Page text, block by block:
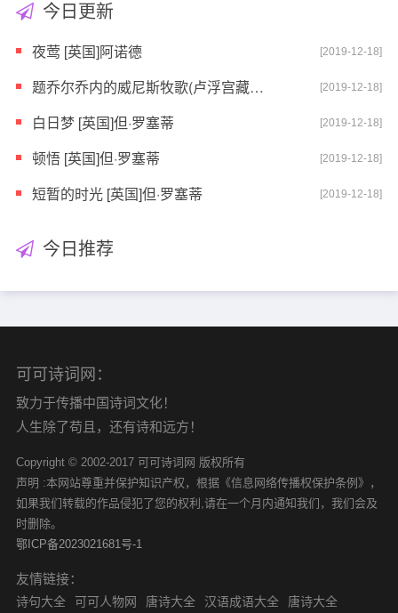
今日更新
夜莺 [英国]阿诺德 [2019-12-18]
题乔尔乔内的威尼斯牧歌(卢浮宫藏画) [英国]但·罗塞 [2019-12-18]
白日梦 [英国]但·罗塞蒂 [2019-12-18]
顿悟 [英国]但·罗塞蒂 [2019-12-18]
短暂的时光 [英国]但·罗塞蒂 [2019-12-18]
今日推荐
可可诗词网：
致力于传播中国诗词文化！
人生除了苟且，还有诗和远方！
Copyright © 2002-2017 可可诗词网 版权所有
声明 :本网站尊重并保护知识产权，根据《信息网络传播权保护条例》，
如果我们转载的作品侵犯了您的权利,请在一个月内通知我们，我们会及
时删除。
鄂ICP备2023021681号-1
友情链接：
诗句大全 可可人物网 唐诗大全 汉语成语大全 唐诗大全